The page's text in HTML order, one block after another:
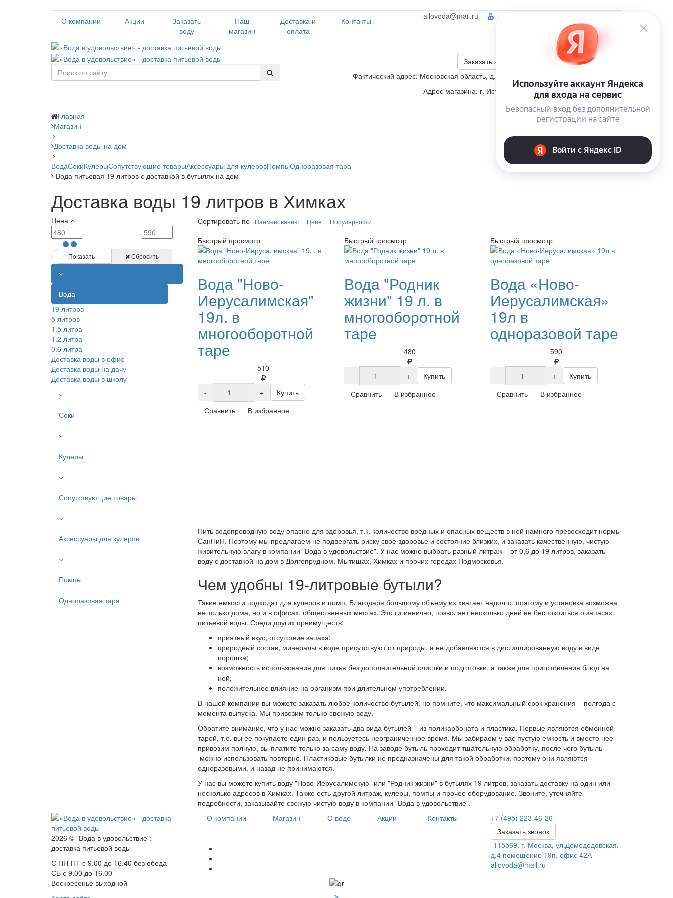
О компании Акции
Заказать
воду
Наш
магазин
Доставка и
оплата
Контакты allovoda@mail.ru
Ваш город:
+7 (495) 223-46-26
Заказать звонок
Калькулятор скидки
Фактический адрес: Московская область, д. Корсаково, ул. Изумрудная, участок 5
Адрес магазина: г. Истра, п. Пионерский, ул. Школьная, д. 4
Главная
Магазин
Доставка воды на дом
ВодаСокиКулерыСопутствующие товарыАксессуары для кулеровПомпыОдноразовая тара
Вода питьевая 19 литров с доставкой в бутылях на дом
Доставка воды 19 литров в Химках
Цена
Показать Сбросить
Вода
19 литров
5 литров
1.5 литра
1.2 литра
0.6 литра
Доставка воды в офис
Доставка воды на дачу
Доставка воды в школу
Соки
Кулеры
Сопутствующие товары
Аксессуары для кулеров
Помпы
Одноразовая тара
Сортировать по Наименованию Цене Популярности
Быстрый просмотр
Вода "Ново-
Иерусалимская"
19л. в
многооборотной
таре
510
- +
Купить
Сравнить
В избранное
Быстрый просмотр
Вода "Родник
жизни" 19 л. в
многооборотной
таре
480
- +
Купить
Сравнить
В избранное
Быстрый просмотр
Вода «Ново-
Иерусалимская»
19л в
одноразовой таре
590
- +
Купить
Сравнить
В избранное
Пить водопроводную воду опасно для здоровья, т.к. количество вредных и опасных веществ в ней намного превосходит нормы
СанПиН. Поэтому мы предлагаем не подвергать риску свое здоровье и состояние близких, и заказать качественную, чистую
живительную влагу в компании "Вода в удовольствие". У нас можно выбрать разный литраж – от 0,6 до 19 литров, заказать
воду с доставкой на дом в Долгопрудном, Мытищах, Химках и прочих городах Подмосковья.
Чем удобны 19-литровые бутыли?
Такие емкости подходят для кулеров и помп. Благодаря большому объему их хватает надолго, поэтому и установка возможна
не только дома, но и в офисах, общественных местах. Это гигиенично, позволяет несколько дней не беспокоиться о запасах
питьевой воды. Среди других преимуществ:
приятный вкус, отсутствие запаха;
природный состав, минералы в воде присутствуют от природы, а не добавляются в дистиллированную воду в виде
порошка;
возможность использования для питья без дополнительной очистки и подготовки, а также для приготовления блюд на
ней;
положительное влияние на организм при длительном употреблении.
В нашей компании вы можете заказать любое количество бутылей, но помните, что максимальный срок хранения – полгода с
момента выпуска. Мы привозим только свежую воду,
Обратите внимание, что у нас можно заказать два вида бутылей – из поликарбоната и пластика. Первые являются обменной
тарой, т.е. вы ее покупаете один раз, и пользуетесь неограниченное время. Мы забираем у вас пустую емкость и вместо нее
привозим полную, вы платите только за саму воду. На заводе бутыль проходит тщательную обработку, после чего бутыль
можно использовать повторно. Пластиковые бутылки не предназначены для такой обработки, поэтому они являются
одноразовыми, и назад не принимаются.
У нас вы можете купить воду "Ново-Иерусалимскую" или "Родник жизни" в бутылях 19 литров, заказать доставку на один или
несколько адресов в Химках. Также есть другой литраж, кулеры, помпы и прочее оборудование. Звоните, уточняйте
подробности, заказывайте свежую чистую воду в компании "Вода в удовольствие".
2026 © "Вода в удовольствие":
доставка питьевой воды
С ПН-ПТ с 9.00 до 16.40 без обеда
СБ с 9.00 до 16.00
Воскресенье выходной
О компании Магазин О воде Акции Контакты
+7 (495) 223-46-26
Заказать звонок
115569, г. Москва, ул.Домодедовская.
д.4 помещение 19п, офис 42А
allovoda@mail.ru